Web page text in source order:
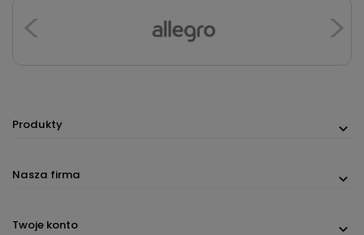
Produkty
Nasza firma
Twoje konto